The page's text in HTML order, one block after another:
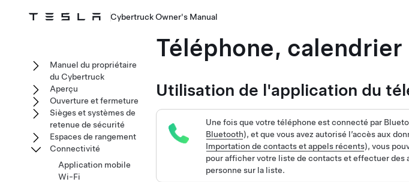
Cybertruck Owner's Manual
Téléphone,
Utilisation de l'application du
Une fois que votre téléphone est connecté par
Bluetooth), et que vous avez autorisé l’accès aux
Importation de contacts et appels récents), vous
pour afficher votre liste de contacts et effectuer des
personne sur la liste.
Manuel du propriétaire
du Cybertruck
Aperçu
Ouverture et fermeture
Sièges et systèmes de
retenue de sécurité
Espaces de rangement
Connectivité
Application mobile
Wi-Fi